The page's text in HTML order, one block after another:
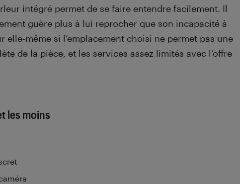
intégré permet de se faire entendre facilement. Il
guère plus à lui reprocher que son incapacité à
elle-même si l’emplacement choisi ne permet pas une
de la pièce, et les services assez limités avec l’offre
les moins